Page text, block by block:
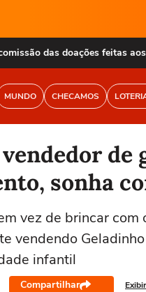
das doações feitas
MUNDO CHECAMOS
de
sonha
vez de brincar
vendendo
infantil
Compartilhar